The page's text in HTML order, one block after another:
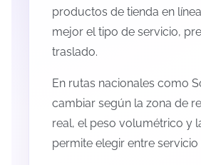
productos de tienda en
mejor el tipo de servicio,
traslado.
En rutas nacionales como
cambiar según la zona de
real, el peso volumétrico y
permite elegir entre